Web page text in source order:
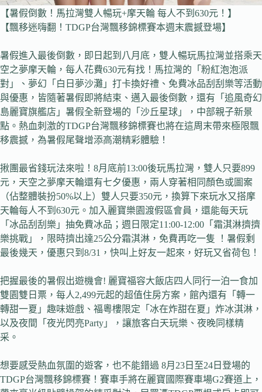
【暑假倒數！馬拉灣雙人暢玩+摩天輪 每人不到630元！】
【飄移迷嗨翻！TDGP台灣飄移錦標賽本週末震撼登場】
暑假進入最後倒數，即日起到八月底，雙人暢玩馬拉灣並搭乘天
空之夢摩天輪，每人花費630元有找！馬拉灣的「粉紅泡泡派
對」、夢幻「白日夢沙灘」打卡換好禮、免費冰品刮刮樂等活動
與優惠，皆隨著暑假即將結束、邁入最後倒數，還有「追風奇幻
島麗寶旗艦店」暑假全新登場的「沙丘星球」，中部親子新景
點。熱血刺激的TDGP台灣飄移錦標賽也將在這周末帶來極限飄
移震撼，為暑假尾聲增添高潮精彩體驗！
揪團最省錢玩法來啦！8月底前13:00後玩馬拉灣，雙人只要899
元，天空之夢摩天輪還有七夕優惠，兩人穿著相同顏色或圖案
（佔整體裝扮50%以上）雙人只要350元，換算下來玩水又搭摩
天輪每人不到630元。加入麗寶樂園渡假區會員，還能每天玩
「冰品刮刮樂」抽免費冰品；週日限定11:00-12:00「霜淇淋擠擠
樂挑戰」，限時擠出達25公分霜淇淋，免費再吃一隻 ！暑假剩
最後幾天，優惠只到8/31，快叫上好友一起來，好玩又省荷包！
把握最後的暑假出遊機會! 麗寶福容大飯店四人同行一泊一食加
雙園雙日票，每人2,499元起的超值住房方案，館內還有「轉一
轉甜一夏」趣味遊戲、福粵樓限定「冰在炸甜在夏」炸冰淇淋，
以及夜間「夜光閃亮Party」，讓旅客白天玩樂、夜晚同樣精
采。
想要感受熱血氛圍的遊客，也不能錯過 8月23日至24日登場的
TDGP台灣飄移錦標賽！賽車手將在麗寶國際賽車場G2賽道上，